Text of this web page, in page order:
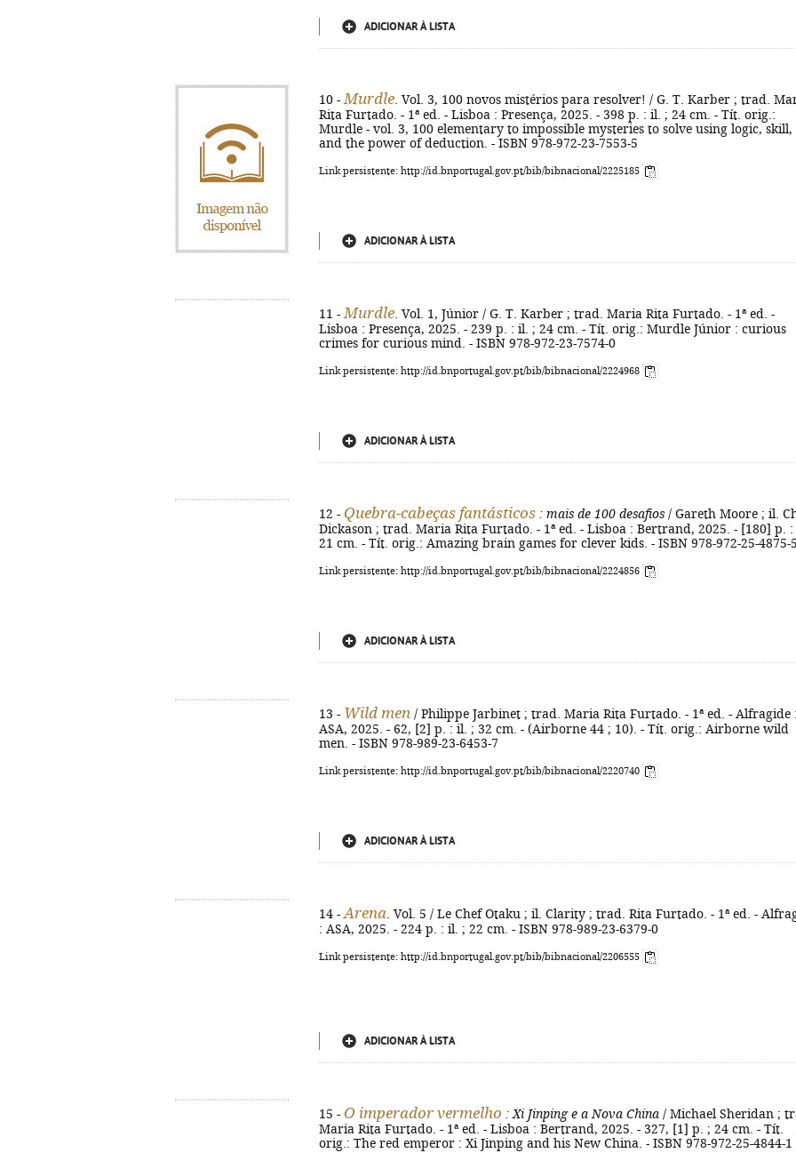
ADICIONAR À LISTA
10 - Murdle . Vol. 3, 100 novos mistérios para resolver! / G. T. Karber ; trad.
Rita Furtado. - 1ª ed. - Lisboa : Presença, 2025. - 398 p. : il. ; 24 cm. - Tít. orig.:
Murdle - vol. 3, 100 elementary to impossible mysteries to solve using logic, skill,
and the power of deduction. - ISBN 978-972-23-7553-5
Link persistente: http://id.bnportugal.gov.pt/bib/bibnacional/2225185
ADICIONAR À LISTA
11 - Murdle . Vol. 1, Júnior / G. T. Karber ; trad. Maria Rita Furtado. - 1ª ed. -
Lisboa : Presença, 2025. - 239 p. : il. ; 24 cm. - Tít. orig.: Murdle Júnior : curious
crimes for curious mind. - ISBN 978-972-23-7574-0
Link persistente: http://id.bnportugal.gov.pt/bib/bibnacional/2224968
ADICIONAR À LISTA
12 - Quebra-cabeças fantásticos : mais de 100 desafios / Gareth Moore ; il.
Dickason ; trad. Maria Rita Furtado. - 1ª ed. - Lisboa : Bertrand, 2025. - [180] p.
21 cm. - Tít. orig.: Amazing brain games for clever kids. - ISBN 978-972-25-4875-
Link persistente: http://id.bnportugal.gov.pt/bib/bibnacional/2224856
ADICIONAR À LISTA
13 - Wild men / Philippe Jarbinet ; trad. Maria Rita Furtado. - 1ª ed. - Alfragide
ASA, 2025. - 62, [2] p. : il. ; 32 cm. - (Airborne 44 ; 10). - Tít. orig.: Airborne wild
men. - ISBN 978-989-23-6453-7
Link persistente: http://id.bnportugal.gov.pt/bib/bibnacional/2220740
ADICIONAR À LISTA
14 - Arena . Vol. 5 / Le Chef Otaku ; il. Clarity ; trad. Rita Furtado. - 1ª ed. -
: ASA, 2025. - 224 p. : il. ; 22 cm. - ISBN 978-989-23-6379-0
Link persistente: http://id.bnportugal.gov.pt/bib/bibnacional/2206555
ADICIONAR À LISTA
15 - O imperador vermelho : Xi Jinping e a Nova China / Michael Sheridan ;
Maria Rita Furtado. - 1ª ed. - Lisboa : Bertrand, 2025. - 327, [1] p. ; 24 cm. - Tít.
orig.: The red emperor : Xi Jinping and his New China. - ISBN 978-972-25-4844-1